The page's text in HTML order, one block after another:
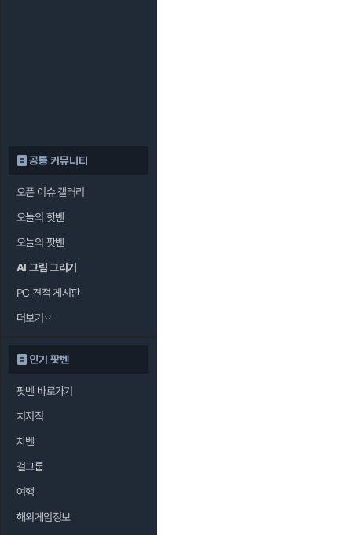
공통 커뮤니티
오픈 이슈 갤러리
오늘의 핫벤
오늘의 팟벤
AI 그림 그리기
PC 견적 게시판
더보기
인기 팟벤
팟벤 바로가기
치지직
차벤
걸그룹
여행
해외게임정보